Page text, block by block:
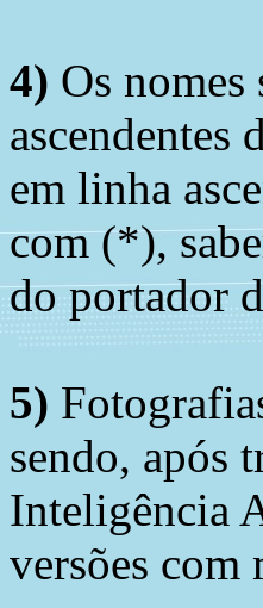
4) Os
ascendentes
em linha
com (*),
do portador
5)
sendo, após
Inteligência
versões com